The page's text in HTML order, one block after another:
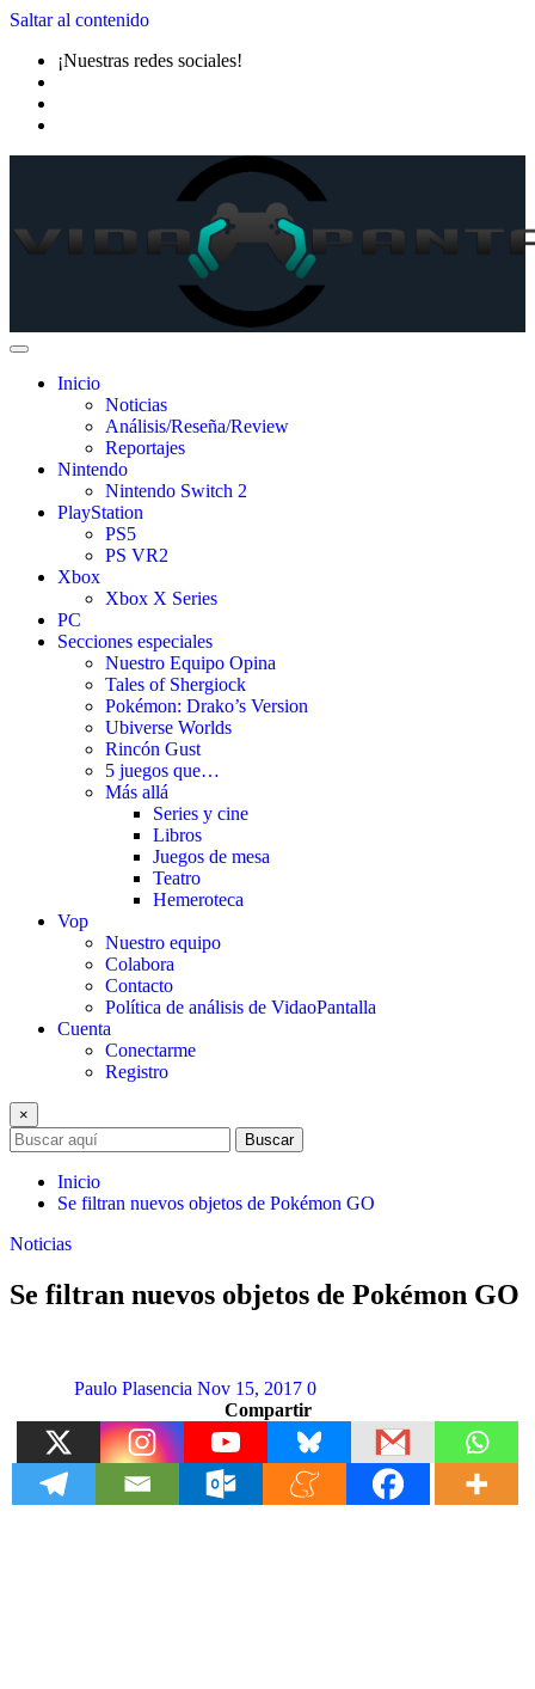
Saltar al contenido
¡Nuestras redes sociales!
Inicio
Noticias
Análisis/Reseña/Review
Reportajes
Nintendo
Nintendo Switch 2
PlayStation
PS5
PS VR2
Xbox
Xbox X Series
PC
Secciones especiales
Nuestro Equipo Opina
Tales of Shergiock
Pokémon: Drako’s Version
Ubiverse Worlds
Rincón Gust
5 juegos que…
Más allá
Series y cine
Libros
Juegos de mesa
Teatro
Hemeroteca
Vop
Nuestro equipo
Colabora
Contacto
Política de análisis de VidaoPantalla
Cuenta
Conectarme
Registro
×
Buscar
Inicio
Se filtran nuevos objetos de Pokémon GO
Noticias
Se filtran nuevos objetos de Pokémon GO
Paulo Plasencia Nov 15, 2017 0
Compartir